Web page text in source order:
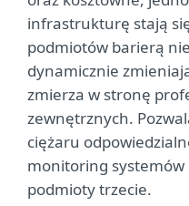
infrastrukturę stają
podmiotów barierą
dynamicznie
zmierza w stronę
zewnętrznych.
ciężaru
monitoring systemów
podmioty trzecie.